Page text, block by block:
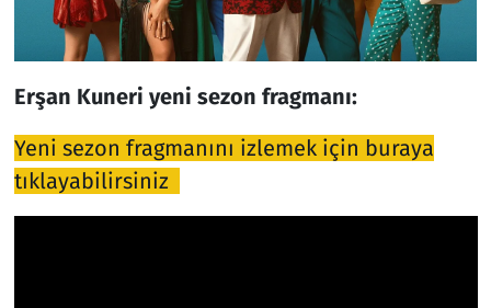
Erşan Kuneri yeni sezon fragmanı:
Yeni sezon fragmanını izlemek için buraya
tıklayabilirsiniz